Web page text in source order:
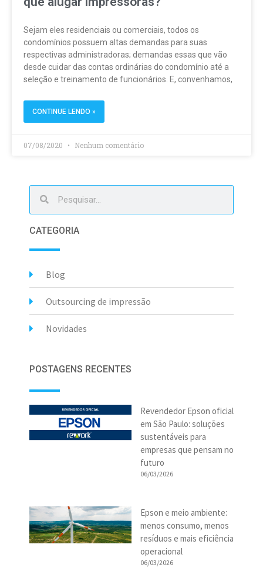
Sejam eles residenciais ou comerciais, todos os
condomínios possuem altas demandas para suas
respectivas administradoras; demandas essas que vão
desde cuidar das contas ordinárias do condomínio até a
seleção e treinamento de funcionários. E, convenhamos,
CONTINUE LENDO »
07/08/2020 Nenhum comentário
CATEGORIA
Blog
Outsourcing de impressão
Novidades
POSTAGENS RECENTES
Revendedor Epson oficial
em São Paulo: soluções
sustentáveis para
empresas que pensam no
futuro
06/03/2026
Epson e meio ambiente:
menos consumo, menos
resíduos e mais eficiência
operacional
06/03/2026